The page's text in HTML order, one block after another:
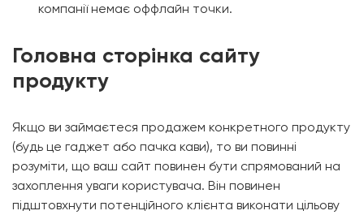
компанії немає оффлайн точки.
Головна сторінка сайту
продукту
Якщо ви займаєтеся продажем конкретного продукту
(будь це гаджет або пачка кави), то ви повинні
розуміти, що ваш сайт повинен бути спрямований на
захоплення уваги користувача. Він повинен
підштовхнути потенційного клієнта виконати цільову